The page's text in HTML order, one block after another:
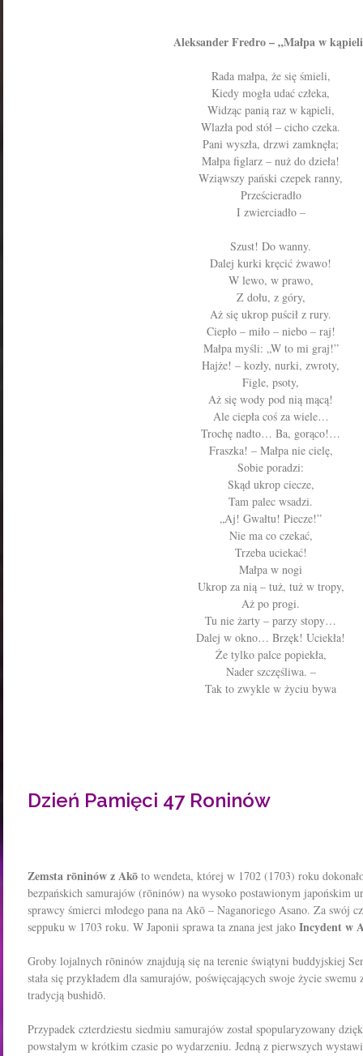
Aleksander Fredro – „Małpa w
Rada małpa, że się śmieli,
Kiedy mogła udać człeka,
Widząc panią raz w kąpieli,
Wlazła pod stół – cicho czeka.
Pani wyszła, drzwi zamknęła;
Małpa figlarz – nuż do dzieła!
Wziąwszy pański czepek ranny,
Prześcieradło
I zwierciadło –
Szust! Do wanny.
Dalej kurki kręcić żwawo!
W lewo, w prawo,
Z dołu, z góry,
Aż się ukrop puścił z rury.
Ciepło – miło – niebo – raj!
Małpa myśli: „W to mi graj!”
Hajże! – kozły, nurki, zwroty,
Figle, psoty,
Aż się wody pod nią mącą!
Ale ciepła coś za wiele…
Trochę nadto… Ba, gorąco!…
Fraszka! – Małpa nie cielę,
Sobie poradzi:
Skąd ukrop ciecze,
Tam palec wsadzi.
„Aj! Gwałtu! Piecze!”
Nie ma co czekać,
Trzeba uciekać!
Małpa w nogi
Ukrop za nią – tuż, tuż w tropy,
Aż po progi.
Tu nie żarty – parzy stopy…
Dalej w okno… Brzęk! Uciekła!
Że tylko palce popiekła,
Nader szczęśliwa. –
Tak to zwykle w życiu bywa
Dzień Pamięci 47 Roninów
Zemsta rōninów z Akō to wendeta, której w 1702 (1703) roku
bezpańskich samurajów (rōninów) na wysoko postawionym japońskim
sprawcy śmierci młodego pana na Akō – Naganoriego Asano. Za swój
seppuku w 1703 roku. W Japonii sprawa ta znana jest jako Incydent w
Groby lojalnych rōninów znajdują się na terenie świątyni buddyjskiej
stała się przykładem dla samurajów, poświęcających swoje życie
tradycją bushidō.
Przypadek czterdziestu siedmiu samurajów został spopularyzowany
powstałym w krótkim czasie po wydarzeniu. Jedną z pierwszych